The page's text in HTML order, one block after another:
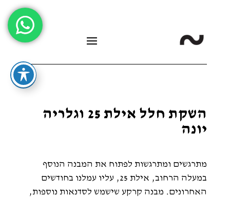
השקת חלל אילת 25 וגלריה
יונה
מתרגשים ומתרגשות לפתוח את המבנה הנוסף
במעלה הרחוב, אילת 25, עליו עמלנו בחודשים
האחרונים. מבנה קרקע שישמש לסדנאות נוספות,